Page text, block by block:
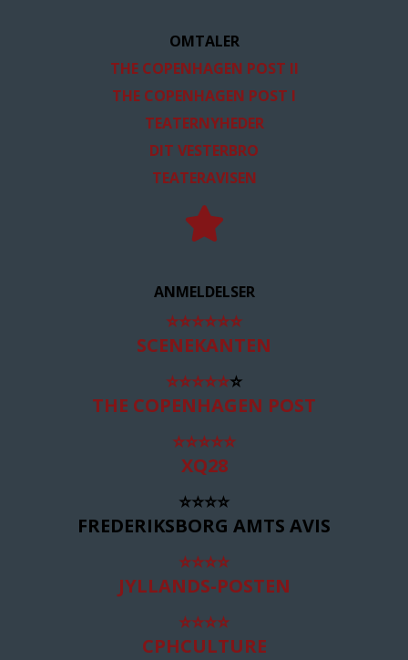
OMTALER
THE COPENHAGEN POST II
THE COPENHAGEN POST I
TEATERNYHEDER
DIT VESTERBRO
TEATERAVISEN
ANMELDELSER
⭐⭐⭐⭐⭐⭐
SCENEKANTEN
⭐⭐⭐⭐⭐⭐
THE COPENHAGEN POST
⭐⭐⭐⭐⭐
XQ28
⭐⭐⭐⭐
FREDERIKSBORG AMTS AVIS
⭐⭐⭐⭐
JYLLANDS-POSTEN
⭐⭐⭐⭐
CPHCULTURE